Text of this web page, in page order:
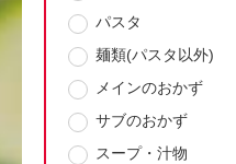
パスタ
麺類(パスタ以外)
メインのおかず
サブのおかず
スープ・汁物